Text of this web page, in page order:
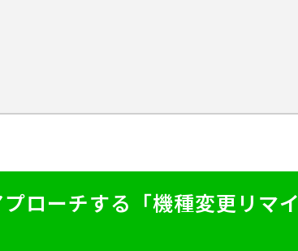
ローチする「機種変更リマイ